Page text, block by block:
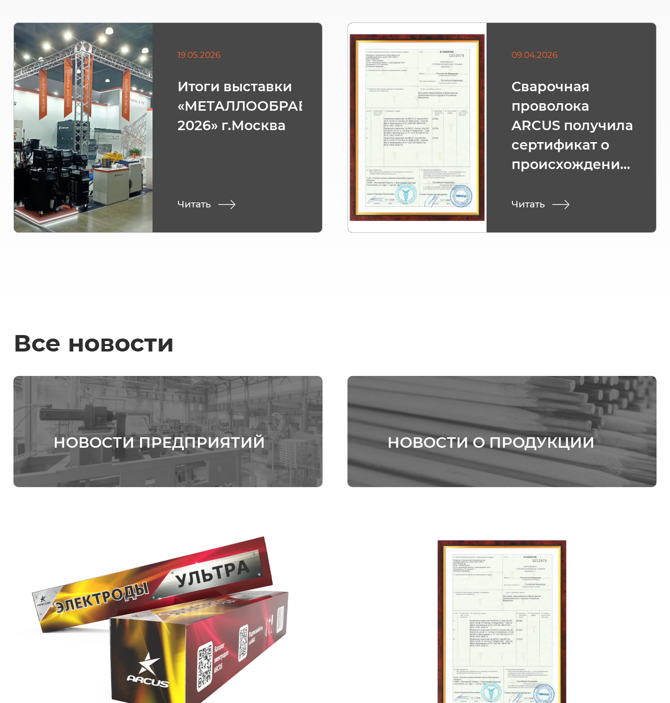
19.05.2026
Итоги выставки
«МЕТАЛЛООБРАБОТКА
2026» г.Москва
Читать
09.04.2026
Сварочная
проволока
ARCUS получила
сертификат о
происхождении
Читать
Все новости
НОВОСТИ ПРЕДПРИЯТИЙ НОВОСТИ О ПРОДУКЦИИ